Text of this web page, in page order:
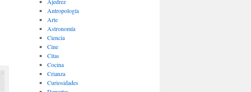
Antropología
Arte
Astronomía
Ciencia
Cine
Citas
Cocina
Crianza
Curiosidades